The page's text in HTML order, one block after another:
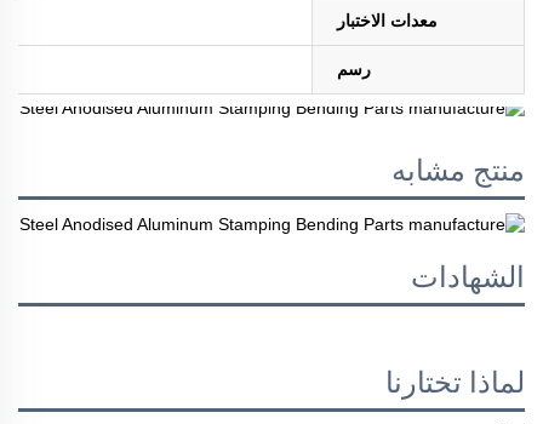
معدات الاختبار
رسم
منتج مشابه
الشهادات
لماذا تختارنا